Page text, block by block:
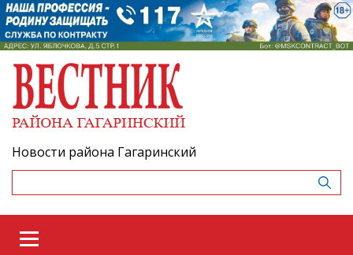
Новости района Гагаринский